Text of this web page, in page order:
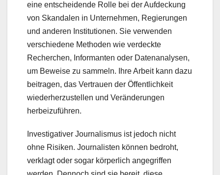
eine entscheidende Rolle bei der Aufdeckung
von Skandalen in Unternehmen, Regierungen
und anderen Institutionen. Sie verwenden
verschiedene Methoden wie verdeckte
Recherchen, Informanten oder Datenanalysen,
um Beweise zu sammeln. Ihre Arbeit kann dazu
beitragen, das Vertrauen der Öffentlichkeit
wiederherzustellen und Veränderungen
herbeizuführen.
Investigativer Journalismus ist jedoch nicht
ohne Risiken. Journalisten können bedroht,
verklagt oder sogar körperlich angegriffen